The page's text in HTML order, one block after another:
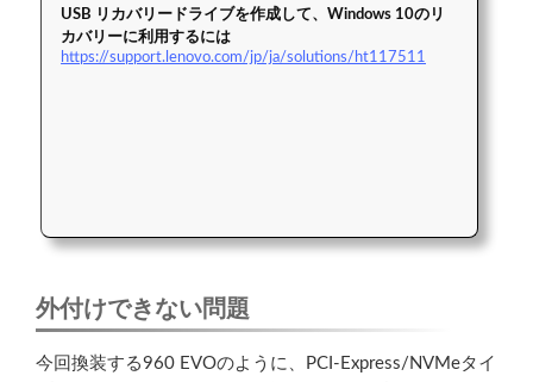
USB リカバリードライブを作成して、Windows 10のリ
カバリーに利用するには
https://support.lenovo.com/jp/ja/solutions/ht117511
外付けできない問題
今回換装する960 EVOのように、PCI-Express/NVMeタイ